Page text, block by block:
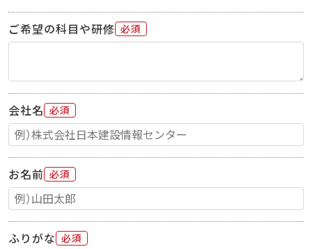
ご希望の科目や研修 必須
会社名 必須
お名前 必須
ふりがな 必須